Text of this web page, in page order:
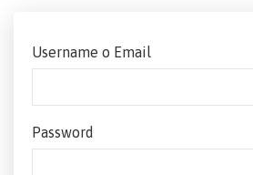
Username o Email
Password